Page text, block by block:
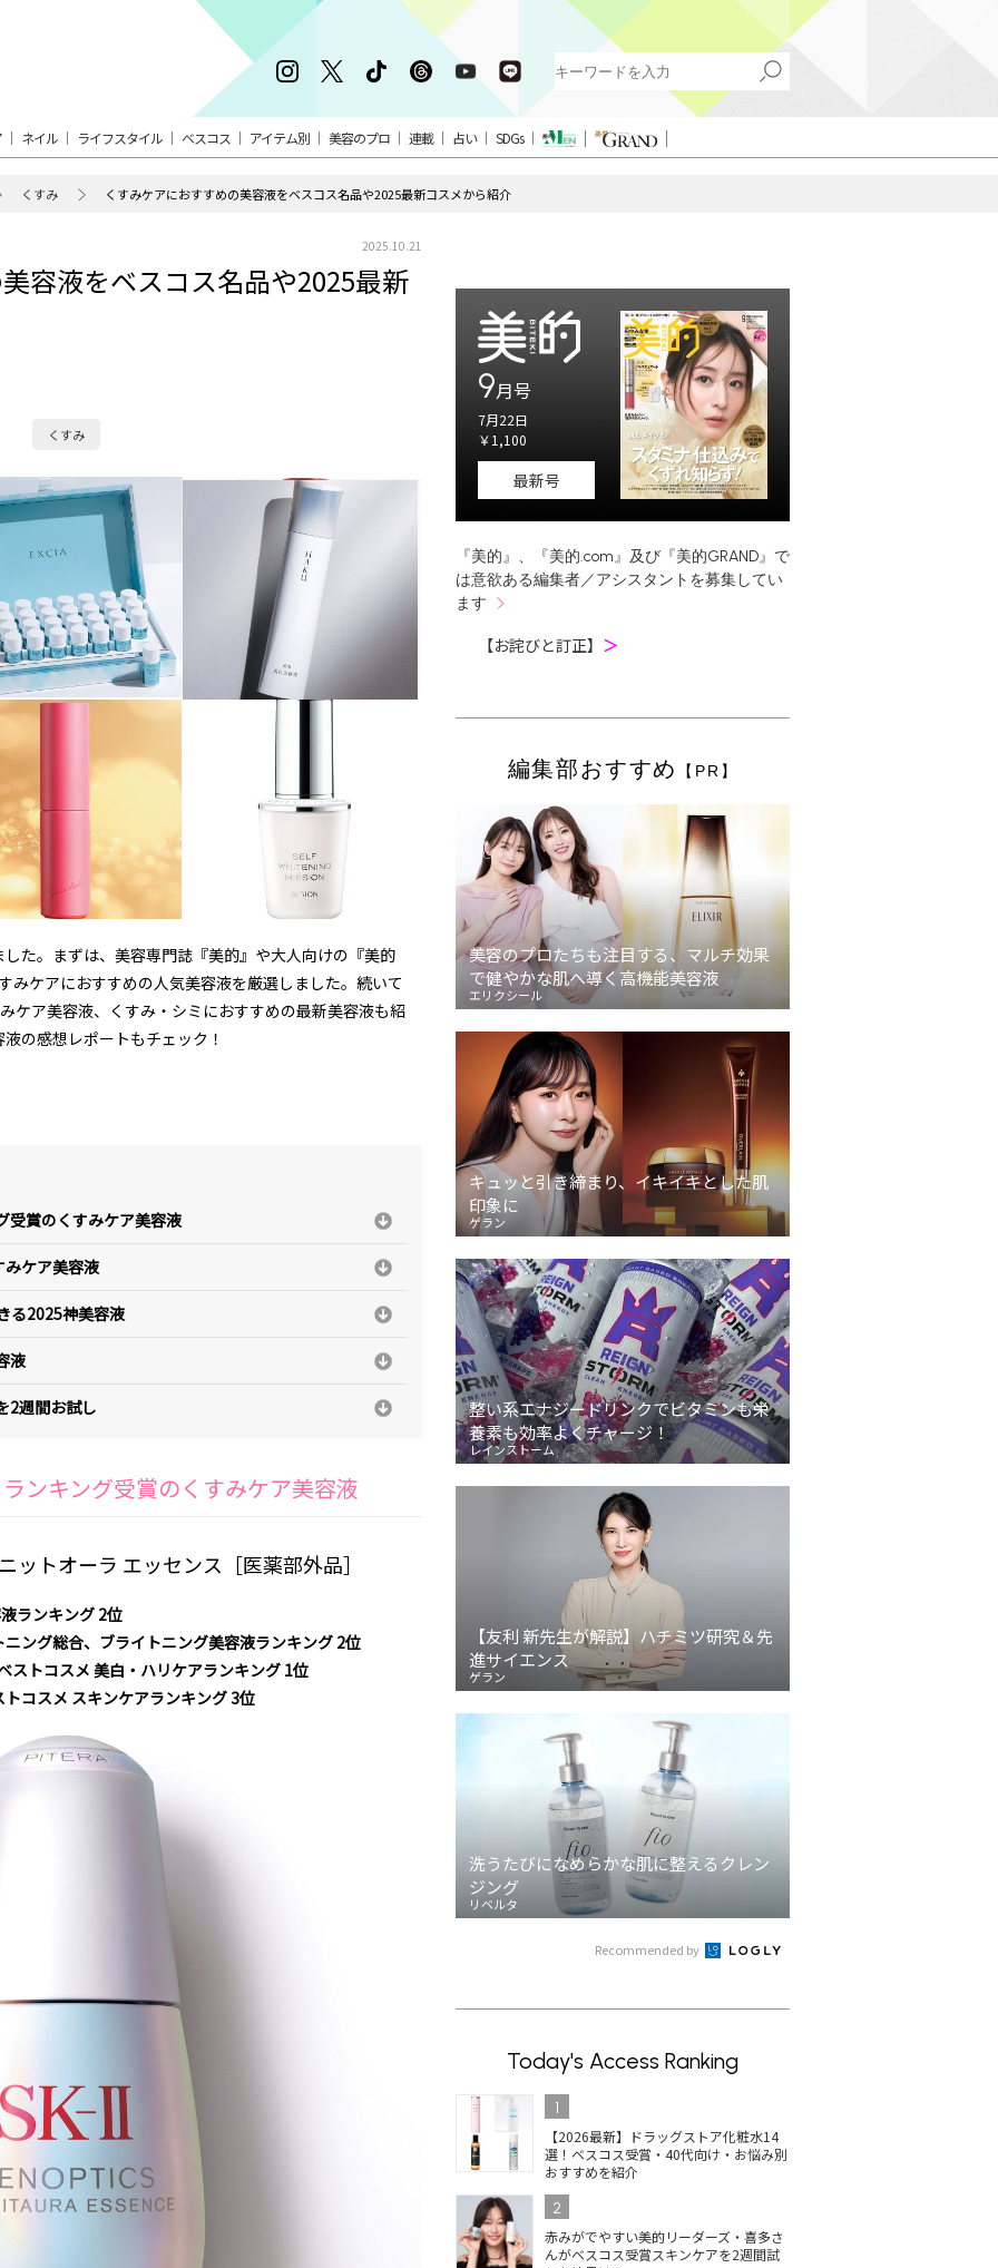
ネイル ライフスタイル ベスコス アイテム別 美容のプロ 連載 占い SDGs
くすみ くすみケアにおすすめの美容液をベスコス名品や2025最新コスメから紹介
2025.10.21
容液をベスコス名品や2025最新
くすみ
た。まずは、美容専門誌『美的』や大人向けの『美的
みケアにおすすめの人気美容液を厳選しました。続いて
ケア美容液、くすみ・シミにおすすめの最新美容液も紹
の感想レポートもチェック！
受賞のくすみケア美容液
ケア美容液
る2025神美容液
液
2週間お試し
ンキング受賞のくすみケア美容液
ットオーラ エッセンス［医薬部外品］
ランキング 2位
ング総合、ブライトニング美容液ランキング 2位
ストコスメ 美白・ハリケアランキング 1位
コスメ スキンケアランキング 3位
9月号
7月22日
￥1,100
最新号
『美的』、『美的.com』及び『美的GRAND』で
は意欲ある編集者／アシスタントを募集してい
ます
【お詫びと訂正】 ＞
編集部おすすめ 【PR】
美容のプロたちも注目する、マルチ効果
で健やかな肌へ導く高機能美容液
エリクシール
キュッと引き締まり、イキイキとした肌
印象に
ゲラン
整い系エナジードリンクでビタミンも栄
養素も効率よくチャージ！
レインストーム
【友利 新先生が解説】ハチミツ研究＆先
進サイエンス
ゲラン
洗うたびになめらかな肌に整えるクレン
ジング
リベルタ
Recommended by
Today's Access Ranking
1
【2026最新】ドラッグストア化粧水14
選！ベスコス受賞・40代向け・お悩み別
おすすめを紹介
2
赤みがでやすい美的リーダーズ・喜多さ
んがベスコス受賞スキンケアを2週間試